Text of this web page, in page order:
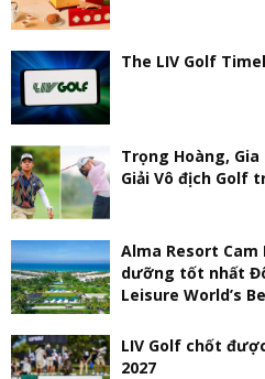
The LIV Golf
Trọng Hoàng,
Giải Vô địch Golf
Alma Resort Cam
dưỡng tốt nhất
Leisure World’s
LIV Golf chốt
2027